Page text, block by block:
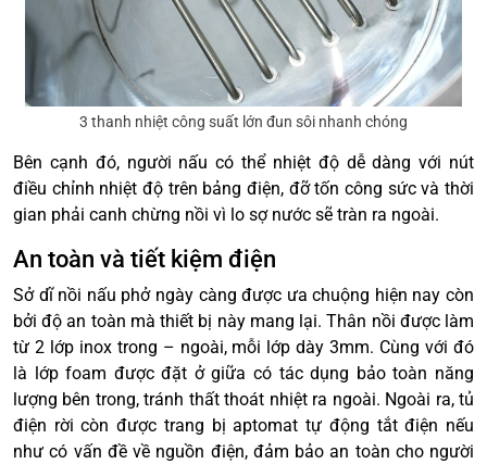
3 thanh nhiệt công suất lớn đun sôi nhanh chóng
Bên cạnh đó, người nấu có thể nhiệt độ dễ dàng với nút
điều chỉnh nhiệt độ trên bảng điện, đỡ tốn công sức và thời
gian phải canh chừng nồi vì lo sợ nước sẽ tràn ra ngoài.
An toàn và tiết kiệm điện
Sở dĩ nồi nấu phở ngày càng được ưa chuộng hiện nay còn
bởi độ an toàn mà thiết bị này mang lại. Thân nồi được làm
từ 2 lớp inox trong – ngoài, mỗi lớp dày 3mm. Cùng với đó
là lớp foam được đặt ở giữa có tác dụng bảo toàn năng
lượng bên trong, tránh thất thoát nhiệt ra ngoài. Ngoài ra, tủ
điện rời còn được trang bị aptomat tự động tắt điện nếu
như có vấn đề về nguồn điện, đảm bảo an toàn cho người